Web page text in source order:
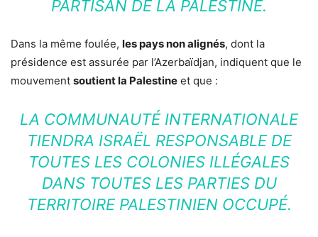
PARTISAN DE LA PALESTINE.
Dans la même foulée, les pays non alignés, dont la
présidence est assurée par l’Azerbaïdjan, indiquent que le
mouvement soutient la Palestine et que :
LA COMMUNAUTÉ INTERNATIONALE
TIENDRA ISRAËL RESPONSABLE DE
TOUTES LES COLONIES ILLÉGALES
DANS TOUTES LES PARTIES DU
TERRITOIRE PALESTINIEN OCCUPÉ.